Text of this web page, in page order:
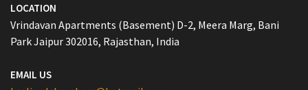
LOCATION
Vrindavan Apartments (Basement) D-2, Meera Marg, Bani
Park Jaipur 302016, Rajasthan, India
EMAIL US